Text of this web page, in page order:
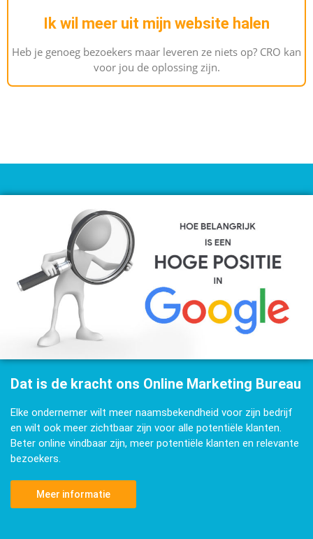
Ik wil meer uit mijn website halen
Heb je genoeg bezoekers maar leveren ze niets op? CRO kan
voor jou de oplossing zijn.
Dat is de kracht ons Online Marketing Bureau
Elke ondernemer wilt meer naamsbekendheid voor zijn bedrijf
en wilt ook meer zichtbaar zijn voor alle potentiële klanten.
Beter online vindbaar zijn, meer potentiële klanten en relevante
bezoekers.
Meer informatie